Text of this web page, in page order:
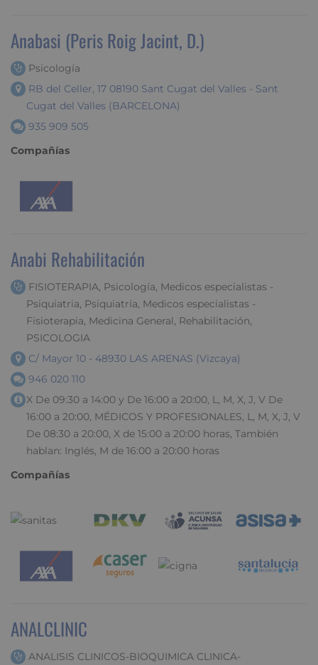
Anabasi (Peris Roig Jacint, D.)
Psicología
RB del Celler, 17 08190 Sant Cugat del Valles - Sant
Cugat del Valles (BARCELONA)
935 909 505
Compañías
Anabi Rehabilitación
FISIOTERAPIA, Psicología, Medicos especialistas -
Psiquiatria, Psiquiatría, Medicos especialistas -
Fisioterapia, Medicina General, Rehabilitación,
PSICOLOGIA
C/ Mayor 10 - 48930 LAS ARENAS (Vizcaya)
946 020 110
X De 09:30 a 14:00 y De 16:00 a 20:00, L, M, X, J, V De
16:00 a 20:00, MÉDICOS Y PROFESIONALES, L, M, X, J, V
De 08:30 a 20:00, X de 15:00 a 20:00 horas, También
hablan: Inglés, M de 16:00 a 20:00 horas
Compañías
ANALCLINIC
ANALISIS CLINICOS-BIOQUIMICA CLINICA-